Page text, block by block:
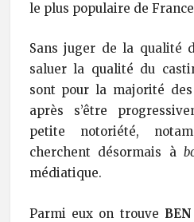
le plus populaire de
Sans juger de la qualité
saluer la qualité du
sont pour la majorité
après s’être
petite notoriété,
cherchent désormais à
médiatique.
Parmi eux on trouve